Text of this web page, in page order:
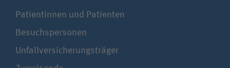
Patientinnen und Patienten
Besuchspersonen
Unfallversicherungsträger